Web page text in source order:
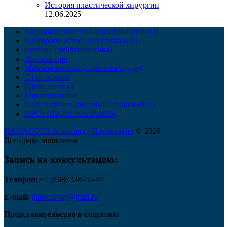
История пластической хирургии
12.06.2025
Абдоминопластика (пластика живота)
Блефаропластика (пластика век)
Булхорн (хейлопластика)
Липосакция
Маммопластика (пластика груди)
Отопластика
Ринопластика
Торсопластика
Фейслифтинг (подтяжка лица и шеи)
ПРОТИВОПОКАЗАНИЯ
ПАНАЕТОВ Александр Панаетович © 2026
Все права защищены
Запись на консультацию:
Телефон: +7 (968) 328-66-44
E-mail: panaetovap@mail.ru
Представительство в соцсетях: